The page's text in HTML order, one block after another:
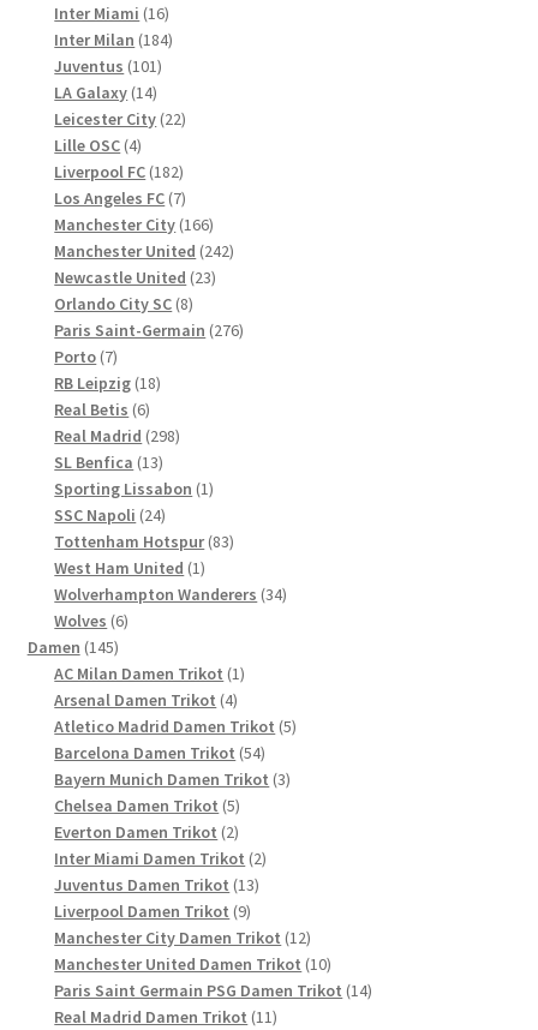
Inter Miami 1616
Produkte
Inter Milan 184184
Juventus 101101
LA Galaxy 1414
Produkte
Leicester City 2222
Lille OSC 44
Produkte
Liverpool FC 182182
Produkte
Los Angeles FC 77
Produkte
Manchester City 166166
Produkte
Manchester United 242242
Newcastle United 2323
Orlando City SC 88
Produkte
Paris Saint-Germain 276276
Porto 77
Produkte
RB Leipzig 1818
Real Betis 66
Produkte
Real Madrid 298298
SL Benfica 1313
Produkte
Sporting Lissabon 11
SSC Napoli 2424
Produkte
Tottenham Hotspur 8383
West Ham United 11
Produkt
Wolverhampton Wanderers 3434
Wolves 66
Damen 145145
Produkte
AC Milan Damen Trikot 11
Arsenal Damen Trikot 44
Produkte
Atletico Madrid Damen Trikot 55
Barcelona Damen Trikot 5454
Produkte
Bayern Munich Damen Trikot 33
Chelsea Damen Trikot 55
Produkte
Everton Damen Trikot 22
Produkte
Inter Miami Damen Trikot 22
Juventus Damen Trikot 1313
Liverpool Damen Trikot 99
Produkte
Manchester City Damen Trikot 1212
Produkte
Manchester United Damen Trikot 1010
Produkte
Paris Saint Germain PSG Damen Trikot 1414
Real Madrid Damen Trikot 1111